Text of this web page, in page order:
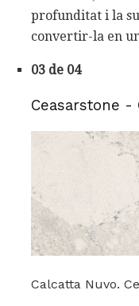
profunditat i la
convertir-la en
03 de 04
Ceasarstone -
Calcatta Nuvo.